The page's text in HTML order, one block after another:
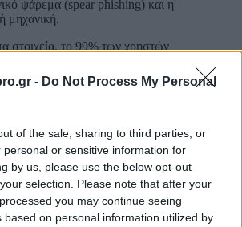
- Do Not Process My Personal
of the sale, sharing to third parties, or
personal or sensitive information for
by us, please use the below opt-out
selection. Please note that after your
you may continue seeing
based on personal information utilized by
ψάρεμα (spear phishing) και η
μηχανική.
στοιχεία, το 99% των χρηστών
εργαζόμενοι/υπάλληλοι
έξι φορές περισσότερα μηνύματα
ηλεκτρονικό ταχυδρομείο τους. Όσο τα
να ισχύουν, οι στοχευμένες επιθέσεις
θα εξακολουθήσουν να
για τους παράγοντες απειλής